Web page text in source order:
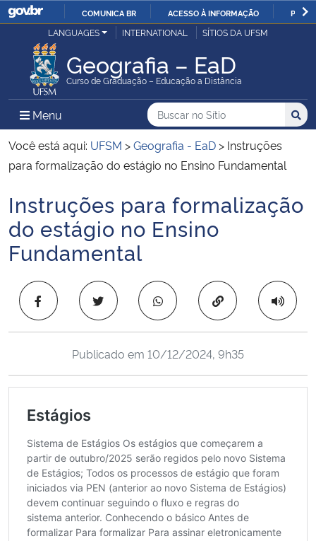
IR
O
COMUNICA BR ACESSO À INFORMAÇÃO
Ministério da Justiça e Segurança Pública
Ministério da Defesa
Ministério das Relações Exteriores
Ministério da Infraestrutura
Ministério da Agricultura, Pecuária e Abastecimento
Ministério da Educação
Ministério da Ciência, Tecnologia, Inovações e Comunicações
Ministério do Meio Ambiente
Ministério do Turismo
LANGUAGES INTERNATIONAL SÍTIOS DA UFSM
Geografia – EaD
Curso de Graduação – Educação a Distância
Menu Menu Principal do Sítio
Busca
Buscar no no Sítio
Busca:
Você está aqui: UFSM >Geografia - EaD > Instruções
para formalização do estágio no Ensino Fundamental
Início do conteúdo
Instruções para formalização
do estágio no Ensino
Fundamental
Copiar para área
Publicado em 10/12/2024, 9h35